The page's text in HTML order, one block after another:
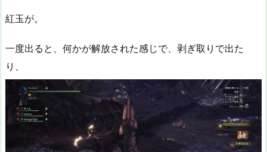
紅玉が。
一度出ると、何かが解放された感じで、剥ぎ取りで出た
り、